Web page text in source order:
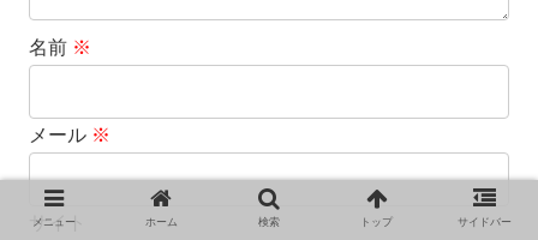
名前 ※
メール ※
サイト
メニュー ホーム 検索 トップ サイドバー